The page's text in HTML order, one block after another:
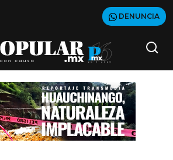
DENUNCIA